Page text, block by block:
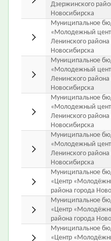
Дзержинского
Новосибирска
Муниципальное
«Молодежный
Ленинского района
Новосибирска
Муниципальное
«Молодежный
Ленинского района
Новосибирска
Муниципальное
«Молодежный
Ленинского района
Новосибирска
Муниципальное
«Молодежный
Ленинского района
Новосибирска
Муниципальное
«Центр
района города
Муниципальное
«Центр
района города
Муниципальное
«Центр